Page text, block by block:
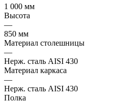
1 000 мм
Высота
—
850 мм
Материал столешницы
—
Нерж. сталь AISI 430
Материал каркаса
—
Нерж. сталь AISI 430
Полка